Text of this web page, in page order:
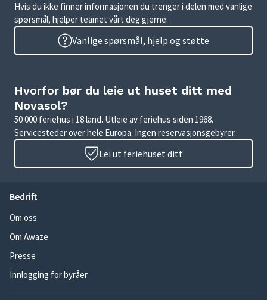
Hvis du ikke finner informasjonen du trenger i delen med vanlige
spørsmål, hjelper teamet vårt deg gjerne.
Vanlige spørsmål, hjelp og støtte
Hvorfor bør du leie ut huset ditt med
Novasol?
50 000 feriehus i 18 land. Utleie av feriehus siden 1968.
Servicesteder over hele Europa. Ingen reservasjonsgebyrer.
Lei ut feriehuset ditt
Bedrift
Om oss
Om Awaze
Presse
Innlogging for byråer